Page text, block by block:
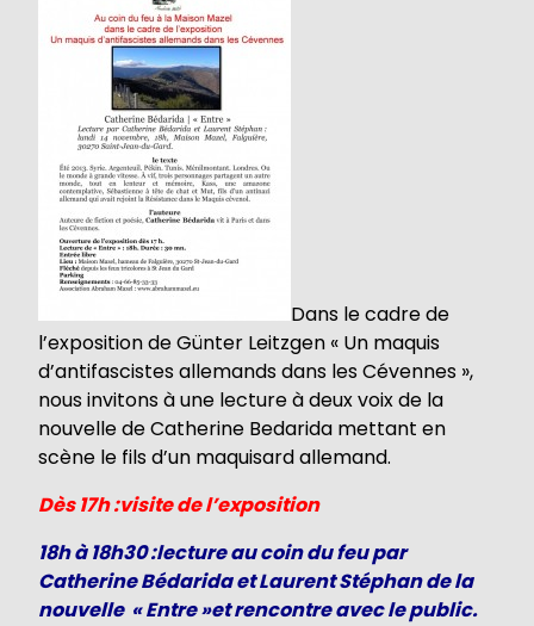
Dans le cadre de
l’exposition de Günter Leitzgen « Un maquis
d’antifascistes allemands dans les Cévennes »,
nous invitons à une lecture à deux voix de la
nouvelle de Catherine Bedarida mettant en
scène le fils d’un maquisard allemand.
Dès 17h :visite de l’exposition
18h à 18h30 :lecture au coin du feu par
Catherine Bédarida et Laurent Stéphan de la
nouvelle « Entre »et rencontre avec le public.